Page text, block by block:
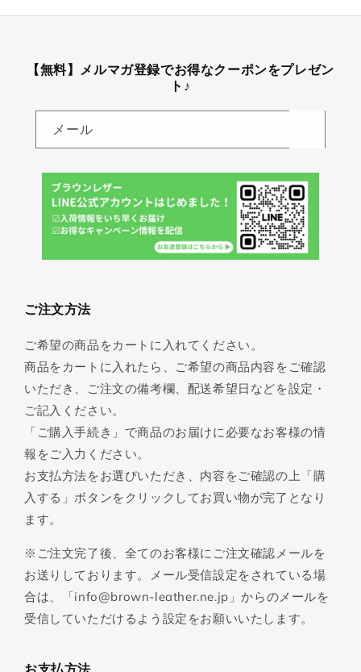
【無料】メルマガ登録でお得なクーポンをプレゼン
ト♪
メール
ご注文方法
ご希望の商品をカートに入れてください。
商品をカートに入れたら、ご希望の商品内容をご確認
いただき、ご注文の備考欄、配送希望日などを設定・
ご記入ください。
「ご購入手続き」で商品のお届けに必要なお客様の情
報をご入力ください。
お支払方法をお選びいただき、内容をご確認の上「購
入する」ボタンをクリックしてお買い物が完了となり
ます。
※ご注文完了後、全てのお客様にご注文確認メールを
お送りしております。メール受信設定をされている場
合は、「info@brown-leather.ne.jp」からのメールを
受信していただけるよう設定をお願いいたします。